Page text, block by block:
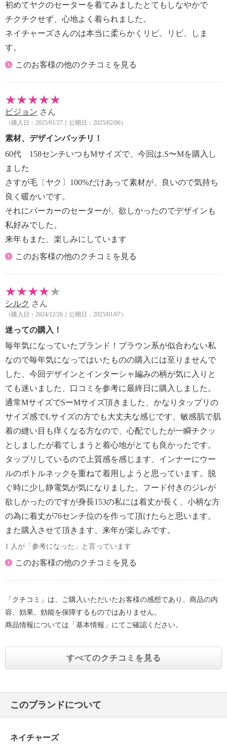
初めてヤクのセーターを着てみましたとてもしなやかで
チクチクせず、心地よく着られました。
ネイチャーズさんのは本当に柔らかくリピ、リピ、しま
す。
このお客様の他のクチコミを見る
ビジョン さん
（購入日：2025/01/27｜公開日：2025/02/06）
素材、デザインバッチリ！
60代 158センチいつもMサイズで、今回は.S〜Mを購入し
ました
さすが毛〔ヤク〕100%だけあって素材が、良いので気持ち
良く暖かいです。
それにパーカーのセーターが、欲しかったのでデザインも
私好みでした。
来年もまた、楽しみにしています
このお客様の他のクチコミを見る
シルク さん
（購入日：2024/12/26｜公開日：2025/01/07）
迷っての購入！
毎年気になっていたブランド！ブラウン系が似合わない私
なので毎年気になってはいたものの購入には至りませんで
した、今回デザインとインターシャ編みの柄が気に入りと
ても迷いました、口コミを参考に最終日に購入しました。
通常MサイズでSーMサイズ頂きました、かなりタップリの
サイズ感でLサイズの方でも大丈夫な感じです、敏感肌で肌
着の縫い目も痒くなる方なので、心配でしたが一瞬チクッ
としましたが着てしまうと着心地がとても良かったです。
タップリしているので上質感を感じます、インナーにウー
ルのボトルネックを重ねて着用しようと思っています。脱
ぐ時に少し静電気が気になりました。フード付きのジレが
欲しかったのですが身長153の私には着丈が長く、小柄な方
の為に着丈が76センチ位のを作って頂けたらと思います。
また購入させて頂きます、来年が楽しみです。
1 人が「参考になった」と言っています
このお客様の他のクチコミを見る
「クチコミ」は、ご購入いただいたお客様の感想であり、商品の内
容、効果、効能を保障するものではありません。
商品情報については「基本情報」にてご確認ください。
すべてのクチコミを見る
このブランドについて
ネイチャーズ